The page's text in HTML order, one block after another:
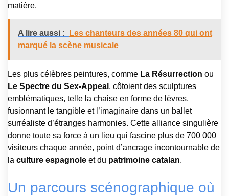
matière.
A lire aussi :
Les chanteurs des années 80 qui ont
marqué la scène musicale
Les plus célèbres peintures, comme La Résurrection ou
Le Spectre du Sex-Appeal , côtoient des sculptures
emblématiques, telle la chaise en forme de lèvres,
fusionnant le tangible et l’imaginaire dans un ballet
surréaliste d’étranges harmonies. Cette alliance singulière
donne toute sa force à un lieu qui fascine plus de 700 000
visiteurs chaque année, point d’ancrage incontournable de
la culture espagnole et du patrimoine catalan.
Un parcours scénographique où